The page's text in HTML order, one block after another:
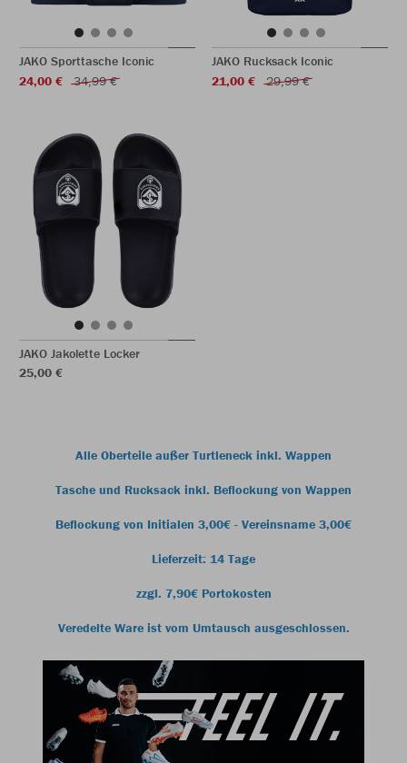
JAKO Sporttasche Iconic
24,00 €
34,99 €
JAKO Rucksack Iconic
21,00 €
29,99 €
JAKO Jakolette Locker
25,00 €
Alle Oberteile außer Turtleneck inkl. Wappen
Tasche und Rucksack inkl. Beflockung von Wappen
Beflockung von Initialen 3,00€ - Vereinsname 3,00€
Lieferzeit: 14 Tage
zzgl. 7,90€ Portokosten
Veredelte Ware ist vom Umtausch ausgeschlossen.